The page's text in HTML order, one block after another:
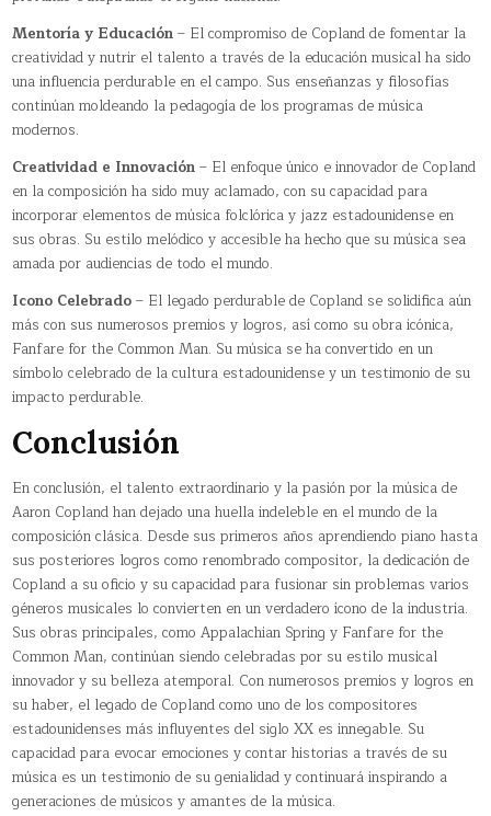
Mentoría y Educación– El compromiso de Copland de fomentar la
creatividad y nutrir el talento a través de la educación musical ha sido
una influencia perdurable en el campo. Sus enseñanzas y filosofías
continúan moldeando la pedagogía de los programas de música
modernos.
Creatividad e Innovación– El enfoque único e innovador de Copland
en la composición ha sido muy aclamado, con su capacidad para
incorporar elementos de música folclórica y jazz estadounidense en
sus obras. Su estilo melódico y accesible ha hecho que su música sea
amada por audiencias de todo el mundo.
Icono Celebrado– El legado perdurable de Copland se solidifica aún
más con sus numerosos premios y logros, así como su obra icónica,
Fanfare for the Common Man. Su música se ha convertido en un
símbolo celebrado de la cultura estadounidense y un testimonio de su
impacto perdurable.
Conclusión
En conclusión, el talento extraordinario y la pasión por la música de
Aaron Copland han dejado una huella indeleble en el mundo de la
composición clásica. Desde sus primeros años aprendiendo piano hasta
sus posteriores logros como renombrado compositor, la dedicación de
Copland a su oficio y su capacidad para fusionar sin problemas varios
géneros musicales lo convierten en un verdadero ícono de la industria.
Sus obras principales, como Appalachian Spring y Fanfare for the
Common Man, continúan siendo celebradas por su estilo musical
innovador y su belleza atemporal. Con numerosos premios y logros en
su haber, el legado de Copland como uno de los compositores
estadounidenses más influyentes del siglo XX es innegable. Su
capacidad para evocar emociones y contar historias a través de su
música es un testimonio de su genialidad y continuará inspirando a
generaciones de músicos y amantes de la música.